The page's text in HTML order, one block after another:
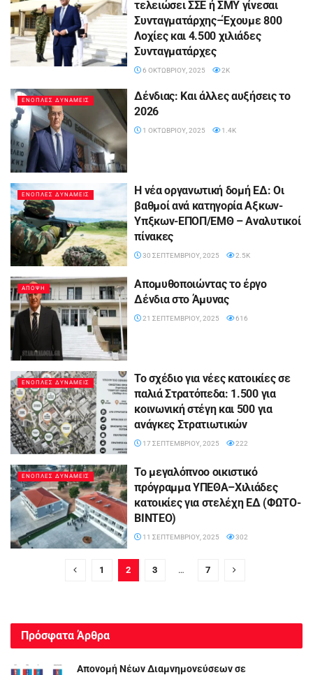
τελειώσει ΣΣΕ ή ΣΜΥ γίνεσαι
Συνταγματάρχης–Έχουμε 800
Λοχίες και 4.500 χιλιάδες
Συνταγματάρχες
6 ΟΚΤΩΒΡΊΟΥ, 2025 2K
ΕΝΟΠΛΕΣ ΔΥΝΑΜΕΙΣ
Δένδιας: Και άλλες αυξήσεις το
2026
1 ΟΚΤΩΒΡΊΟΥ, 2025 1.4K
ΕΝΟΠΛΕΣ ΔΥΝΑΜΕΙΣ
Η νέα οργανωτική δομή ΕΔ: Οι
βαθμοί ανά κατηγορία Αξκων-
Υπξκων-ΕΠΟΠ/ΕΜΘ – Αναλυτικοί
πίνακες
30 ΣΕΠΤΕΜΒΡΊΟΥ, 2025 2.5K
ΑΠΟΨΗ
Απομυθοποιώντας το έργο
Δένδια στο Άμυνας
21 ΣΕΠΤΕΜΒΡΊΟΥ, 2025 616
ΕΝΟΠΛΕΣ ΔΥΝΑΜΕΙΣ
To σχέδιο για νέες κατοικίες σε
παλιά Στρατόπεδα: 1.500 για
κοινωνική στέγη και 500 για
ανάγκες Στρατιωτικών
17 ΣΕΠΤΕΜΒΡΊΟΥ, 2025 222
ΕΝΟΠΛΕΣ ΔΥΝΑΜΕΙΣ
Το μεγαλόπνοο οικιστικό
πρόγραμμα ΥΠΕΘΑ–Χιλιάδες
κατοικίες για στελέχη ΕΔ (ΦΩΤΟ-
ΒΙΝΤΕΟ)
11 ΣΕΠΤΕΜΒΡΊΟΥ, 2025 302
1 2 3 … 7
Πρόσφατα Άρθρα
Απονομή Νέων Διαμνημονεύσεων σε